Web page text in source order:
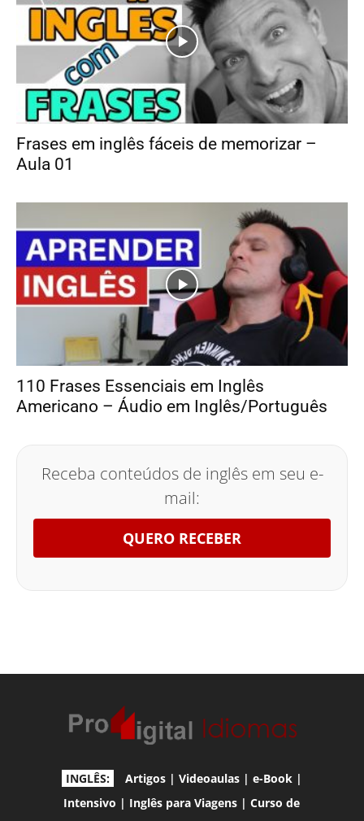
Frases em inglês fáceis de memorizar –
Aula 01
110 Frases Essenciais em Inglês
Americano – Áudio em Inglês/Português
Receba conteúdos de inglês em seu e-
mail:
QUERO RECEBER
INGLÊS: Artigos| Videoaulas| e-Book|
Intensivo | Inglês para Viagens |Curso de